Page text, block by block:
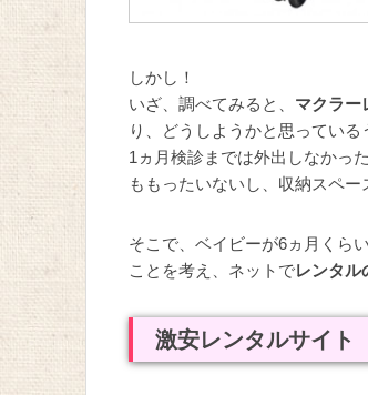
しかし！
いざ、調べてみると、 マクラ
り、どうしようかと思っている
1ヵ月検診までは外出しなかっ
ももったいないし、収納スペ
そこで、ベイビーが6ヵ月くら
ことを考え、ネットでレンタル
激安レンタルサイ